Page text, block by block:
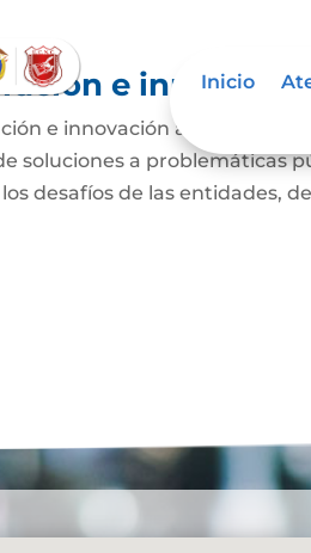
Inicio
e
e innovación abierta es
soluciones a problemáticas
desafíos de las entidades,